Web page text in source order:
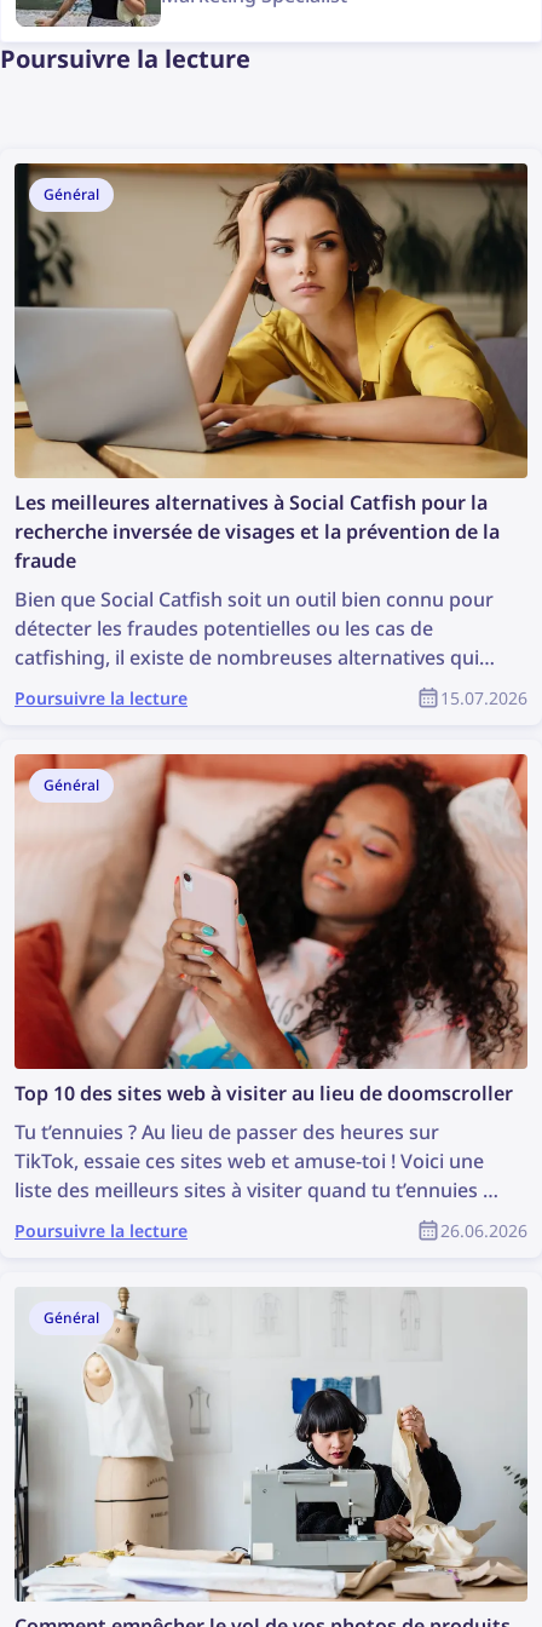
Poursuivre la lecture
Général
Les meilleures alternatives à Social Catfish pour la
recherche inversée de visages et la prévention de la
fraude
Bien que Social Catfish soit un outil bien connu pour
détecter les fraudes potentielles ou les cas de
catfishing, il existe de nombreuses alternatives qui
peuvent être encore plus efficaces. Découvrez les
meilleures alternatives à Social Catfish pour la
fraude.
Poursuivre la lecture 15.07.2026
Général
Top 10 des sites web à visiter au lieu de doomscroller
Tu t’ennuies ? Au lieu de passer des heures sur
TikTok, essaie ces sites web et amuse-toi ! Voici une
liste des meilleurs sites à visiter quand tu t’ennuies —
des jeux amusants à l’exploration du web.
Poursuivre la lecture 26.06.2026
Général